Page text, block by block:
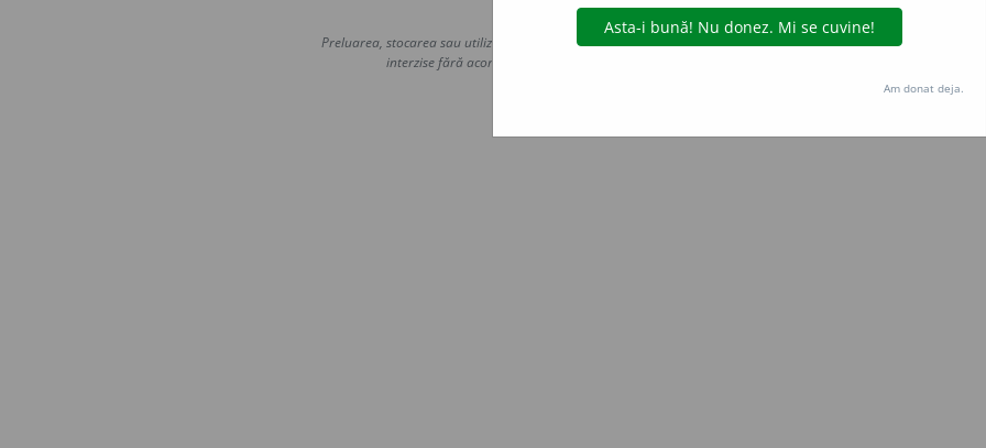
Copyright © 2004-2026 dexonline (https://dexonline.ro)
Preluarea, stocarea sau utilizarea datelor de pe acest site, inclusiv prin orice metode de extragere automată
interzise fără acordul nostru prealabil scris, cu excepția seturilor de date oferite oficial spre utilizare
Hosterion
Am donat deja.